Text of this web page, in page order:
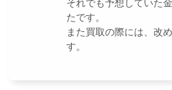
それでも予想していた
たです。
また買取の際には、改
す。